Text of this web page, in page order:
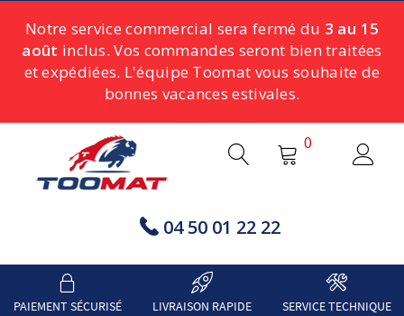
Notre service commercial sera fermé du 3 au 15
août inclus. Vos commandes seront bien traitées
et expédiées. L'équipe Toomat vous souhaite de
bonnes vacances estivales.
04 50 01 22 22
0
PAIEMENT SÉCURISÉ LIVRAISON RAPIDE SERVICE TECHNIQUE